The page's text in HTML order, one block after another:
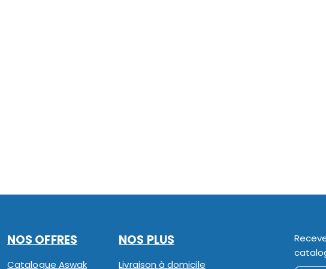
NOS OFFRES
Catalogue Aswak
NOS PLUS
Livraison à domicile